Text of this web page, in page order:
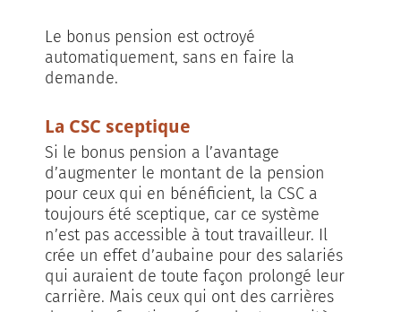
Le bonus pension est octroyé
automatiquement, sans en faire la
demande.
La CSC sceptique
Si le bonus pension a l’avantage
d’augmenter le montant de la pension
pour ceux qui en bénéficient, la CSC a
toujours été sceptique, car ce système
n’est pas accessible à tout travailleur. Il
crée un effet d’aubaine pour des salariés
qui auraient de toute façon prolongé leur
carrière. Mais ceux qui ont des carrières